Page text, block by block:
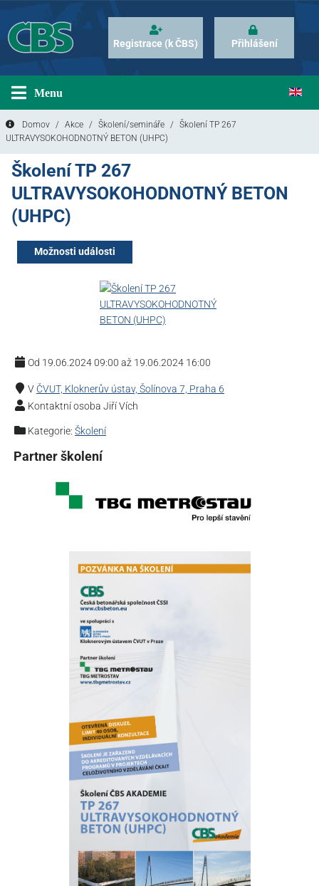
Registrace (k ČBS) Přihlášení
Menu
Domov Akce Školení/semináře
Školení TP 267
ULTRAVYSOKOHODNOTNÝ BETON (UHPC)
Školení TP 267
ULTRAVYSOKOHODNOTNÝ BETON
(UHPC)
Možnosti události
Od 19.06.2024 09:00 až 19.06.2024 16:00
V ČVUT, Kloknerův ústav, Šolínova 7, Praha 6
Kontaktní osoba Jiří Vích
Kategorie: Školení
Partner školení